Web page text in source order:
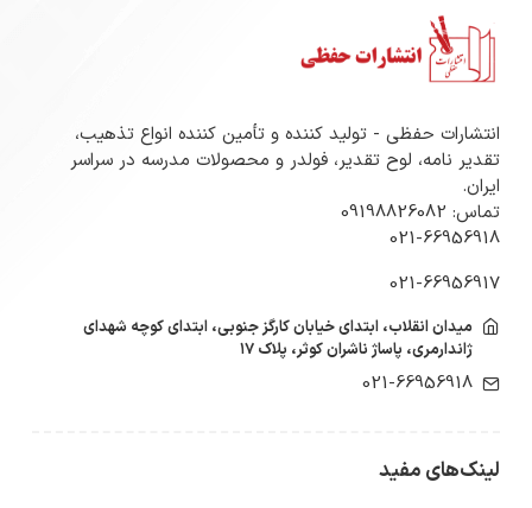
انتشارات حفظی - تولید کننده و تأمین کننده انواع تذهیب،
تقدیر نامه، لوح تقدیر، فولدر و محصولات مدرسه در سراسر
ایران.
تماس: 09198826082
021-66956918
021-66956917
میدان انقلاب، ابتدای خیابان کارگز جنوبی، ابتدای کوچه شهدای
ژاندارمری، پاساژ ناشران کوثر، پلاک ۱۷
021-66956918
لینک‌های مفید